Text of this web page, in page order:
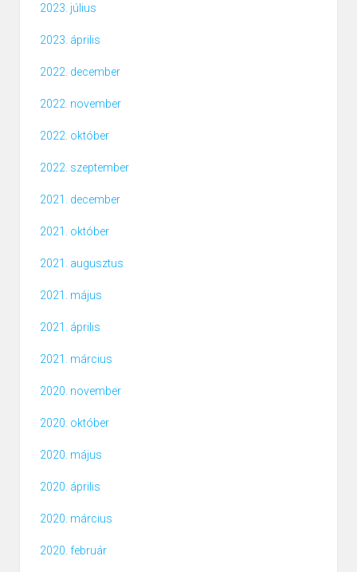
2023. július
2023. április
2022. december
2022. november
2022. október
2022. szeptember
2021. december
2021. október
2021. augusztus
2021. május
2021. április
2021. március
2020. november
2020. október
2020. május
2020. április
2020. március
2020. február